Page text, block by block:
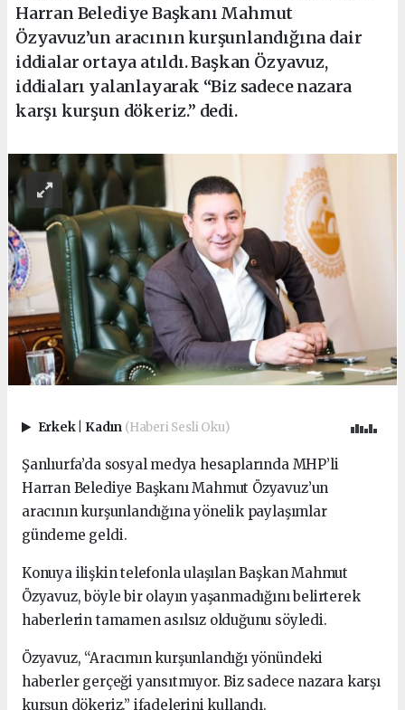
Harran Belediye Başkanı Mahmut
Özyavuz’un aracının kurşunlandığına dair
iddialar ortaya atıldı. Başkan Özyavuz,
iddiaları yalanlayarak “Biz sadece nazara
karşı kurşun dökeriz.” dedi.
Erkek Kadın (Haberi Sesli Oku)
Şanlıurfa’da sosyal medya hesaplarında MHP’li
Harran Belediye Başkanı Mahmut Özyavuz’un
aracının kurşunlandığına yönelik paylaşımlar
gündeme geldi.
Konuya ilişkin telefonla ulaşılan Başkan Mahmut
Özyavuz, böyle bir olayın yaşanmadığını belirterek
haberlerin tamamen asılsız olduğunu söyledi.
Özyavuz, “Aracımın kurşunlandığı yönündeki
haberler gerçeği yansıtmıyor. Biz sadece nazara karşı
kurşun dökeriz.” ifadelerini kullandı.